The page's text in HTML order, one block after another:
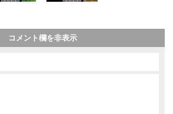
コメント欄を非表示